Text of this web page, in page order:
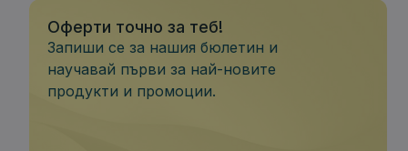
Оферти точно за теб!
Запиши се за нашия бюлетин и
научавай първи за най-новите
продукти и промоции.